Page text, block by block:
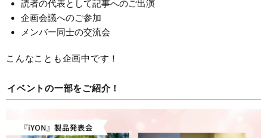
読者の代表として記事へのご出演
企画会議へのご参加
メンバー同士の交流会
こんなことも企画中です！
イベントの一部をご紹介！